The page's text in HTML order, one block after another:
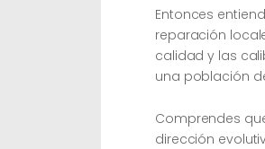
Entonces
reparación
calidad y las
una población
Comprendes
dirección